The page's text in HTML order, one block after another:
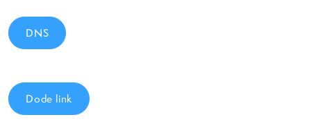
DNS
Dode link